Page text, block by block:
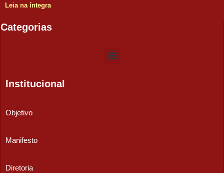
Leia na íntegra
Categorias
Institucional
Objetivo
Manifesto
Diretoria